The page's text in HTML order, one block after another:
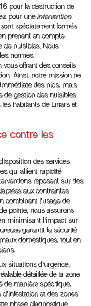
pour la destruction de
pour une intervention
spécialement formés
prenant en compte
de nuisibles. Nous
normes
vous offrant des conseils
Ainsi, notre mission ne
des nids, mais
de gestion des nuisibles
les habitants de Linars et
contre les
des services
qui allient rapidité
reposent sur des
aux contraintes
combinant l'usage de
pointe, nous assurons
minimisant l'impact sur
garantit la sécurité
domestiques, tout en
situations d'urgence,
détaillée de la zone
de manière spécifique,
et des zones
phase diagnostique